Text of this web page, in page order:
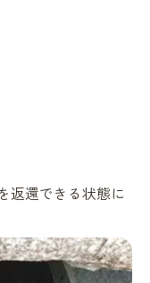
返還できる状態に